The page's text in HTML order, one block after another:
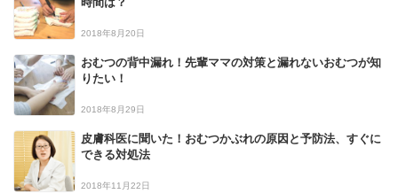
2018年8月20日
おむつの背中漏れ！先輩ママの対策と漏れないおむつが知
りたい！
2018年8月29日
皮膚科医に聞いた！おむつかぶれの原因と予防法、すぐに
できる対処法
2018年11月22日